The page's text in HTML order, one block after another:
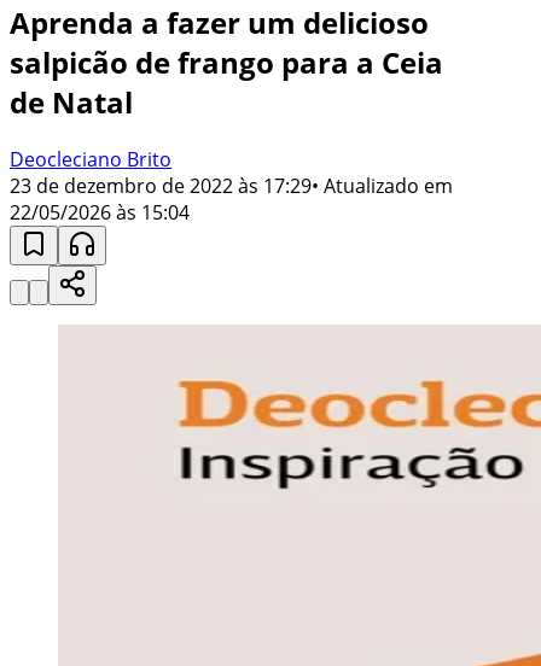
Aprenda a fazer um delicioso
salpicão de frango para a Ceia
de Natal
Deocleciano Brito
23 de dezembro de 2022 às 17:29• Atualizado em
22/05/2026 às 15:04